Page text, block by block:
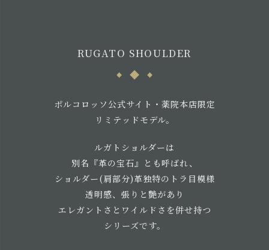
RUGATO SHOULDER
ポルコロッソ公式サイト・薬院本店限定
リミテッドモデル。
ルガトショルダーは
別名『革の宝石』とも呼ばれ、
ショルダー(肩部分)革独特のトラ目模様
透明感、張りと艶があり
エレガントさとワイルドさを併せ持つ
シリーズです。